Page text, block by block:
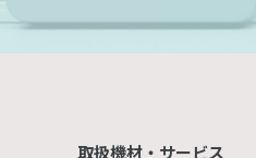
取扱機材・サービス